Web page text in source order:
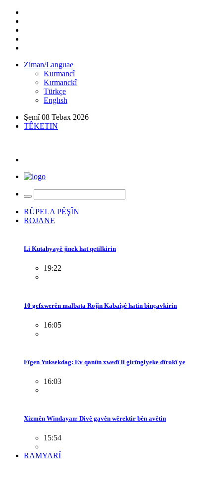
Ziman/Languae
Kurmancî
Kırmanckî
Türkçe
Englısh
Şemî 08 Tebax 2026
TÊKETIN
RÛPELA PÊŞÎN
ROJANE
Li Kutahyayê jinek hat qetilkirin
19:22
10 gefxwerên malbata Rojîn Kabaîşê hatin binçavkirin
16:05
Fîgen Yuksekdag: Ev qanûn xwedî li girîngiyeke dîrokî ye
16:03
Xizmên Windayan: Divê gavên wêrektir bên avêtin
15:54
RAMYARÎ